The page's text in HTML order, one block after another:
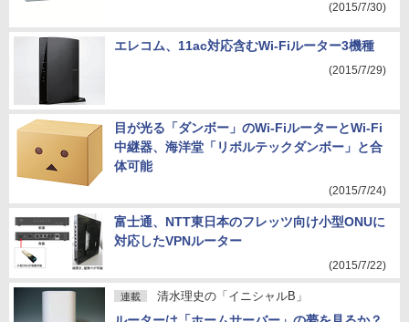
(2015/7/30)
エレコム、11ac対応含むWi-Fiルーター3機種
(2015/7/29)
目が光る「ダンボー」のWi-FiルーターとWi-Fi
中継器、海洋堂「リボルテックダンボー」と合
体可能
(2015/7/24)
富士通、NTT東日本のフレッツ向け小型ONUに
対応したVPNルーター
(2015/7/22)
連載 清水理史の「イニシャルB」